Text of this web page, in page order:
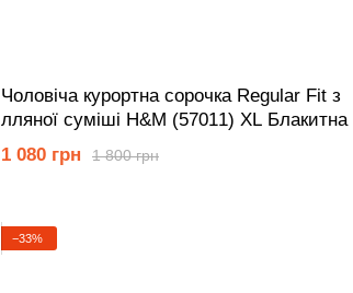
Чоловіча курортна сорочка Regular Fit з
лляної суміші Н&М (57011) XL Блакитна
1 800 грн
1 080 грн
−33%